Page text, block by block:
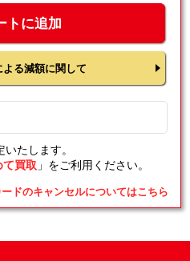
トに追加
る減額に関して
たします。
て買取 」をご利用ください。
ドのキャンセルについてはこちら